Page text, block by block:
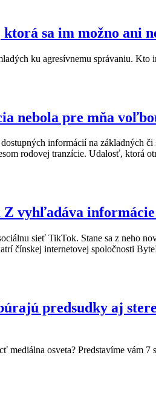
sa im možno ani
ku agresívnemu správaniu.
nebola pre mňa
informácií na základných
rodovej tranzície. Udalosť, ktorá
Z vyhľadáva
sieť TikTok. Stane sa z
čínskej internetovej spoločnosti
predsudky aj
osveta? Predstavíme vám